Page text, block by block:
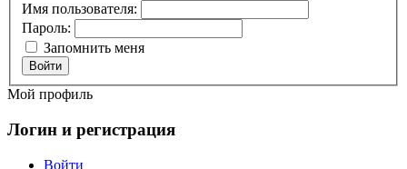
Имя пользователя:
Пароль:
Запомнить меня
Войти
Мой профиль
Логин и регистрация
Войти